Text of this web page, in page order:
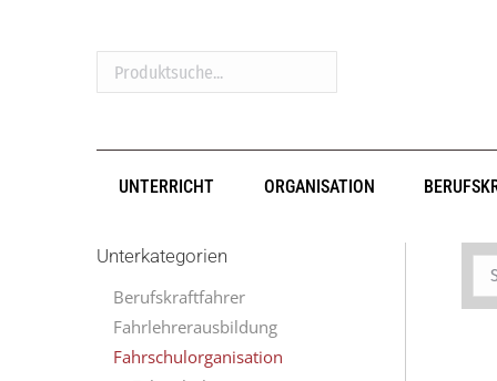
Produktsuche...
UNTERRICHT ORGANISATION
Unterkategorien
Berufskraftfahrer
Fahrlehrerausbildung
Fahrschulorganisation